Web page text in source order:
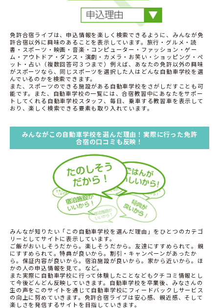
免許合宿ライブは、申込情報を楽しく検索できるように、みんなが免
許合宿以外に興味のあることを表示しています。旅行・グルメ・読
書・スポーツ・映画・音楽・コンピューター・ファッション・ゲー
ム・アウトドア・ダンス・演劇・カメラ・お笑い・ショッピング・ペ
ット・占い（複数回答可３つまで）例えば、あなたの免許以外の興味
がスポーツなら、同じスポーツを選択した人はどんな自動車学校を選
んでいるのかを検索できます。
また、スポーツのできる施設がある自動車学校をさがしだすことも可
能です。また、自動車学校の一覧には、合宿教習中にあなたをサポー
トしてくれる自動車学校スタッフ、毎日、乗車する教習車を表示して
おり、楽しく検索できる要素も取り入れています。
みんながこの自動車学校を選んだ理由！実際に行った免許
合宿の口コミも反映！
みんなが知りたい「この自動車学校を選んだ理由」をひとつのカテゴ
リーとしてサイトに表示しています。
ご飯がおいしそうだから。楽しそうだから。友達にすすめられて。親
にすすめられて。特典が良いから。割引・キャンペーンがあったか
ら。保証内容が良いから。宿泊施設が良いから。家から近いから。ほ
かの人の申込情報を見て。など。
また実際に自動車学校に行って体験したことなどもクチコミ情報とし
て今後どんどん反映していきます。自動車学校を卒業後、みなさんの
生の声をこのサイトを通じて自動車学校にフィードバックしサービス
の向上に努めていきます。免許合宿ライブは安心感、親近感、そして
楽しさを発信するサイトを目指していきます。